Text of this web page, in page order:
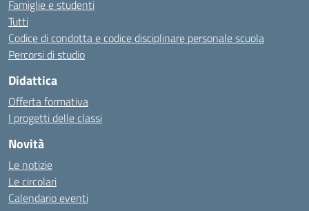
Famiglie e studenti
Tutti
Codice di condotta e codice disciplinare personale scuola
Percorsi di studio
Didattica
Offerta formativa
I progetti delle classi
Novità
Le notizie
Le circolari
Calendario eventi